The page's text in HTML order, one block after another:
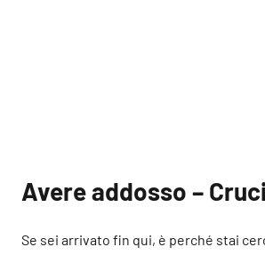
Avere addosso –
Se sei arrivato fin qui, è perché stai